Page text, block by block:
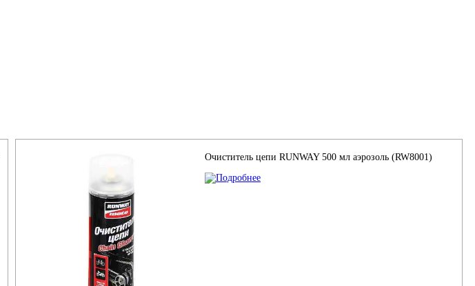
Очиститель цепи RUNWAY 500 мл аэрозоль (RW8001)